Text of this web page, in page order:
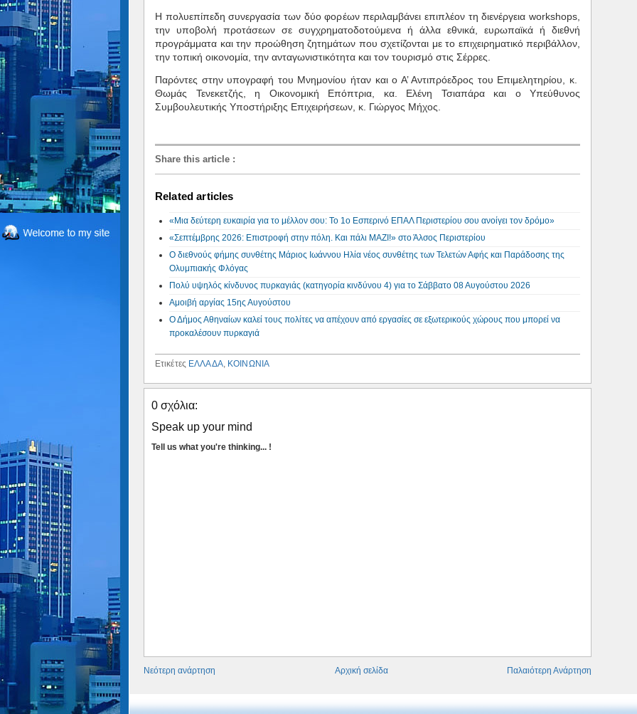
Η πολυεπίπεδη συνεργασία των δύο φορέων περιλαμβάνει επιπλέον τη διενέργεια workshops,
την υποβολή προτάσεων σε συγχρηματοδοτούμενα ή άλλα εθνικά, ευρωπαϊκά ή διεθνή
προγράμματα και την προώθηση ζητημάτων που σχετίζονται με το επιχειρηματικό περιβάλλον,
την τοπική οικονομία, την ανταγωνιστικότητα και τον τουρισμό στις Σέρρες.
Παρόντες στην υπογραφή του Μνημονίου ήταν και ο Α’ Αντιπρόεδρος του Επιμελητηρίου, κ.
Θωμάς Τενεκετζής, η Οικονομική Επόπτρια, κα. Ελένη Τσιαπάρα και ο Υπεύθυνος
Συμβουλευτικής Υποστήριξης Επιχειρήσεων, κ. Γιώργος Μήχος.
Share this article :
Related articles
«Μια δεύτερη ευκαιρία για το μέλλον σου: Το 1ο Εσπερινό ΕΠΑΛ Περιστερίου σου ανοίγει τον δρόμο»
«Σεπτέμβρης 2026: Επιστροφή στην πόλη. Και πάλι ΜΑΖΙ!» στο Άλσος Περιστερίου
Ο διεθνούς φήμης συνθέτης Μάριος Ιωάννου Ηλία νέος συνθέτης των Τελετών Αφής και Παράδοσης της
Ολυμπιακής Φλόγας
Πολύ υψηλός κίνδυνος πυρκαγιάς (κατηγορία κινδύνου 4) για το Σάββατο 08 Αυγούστου 2026
Αμοιβή αργίας 15ης Αυγούστου
Ο Δήμος Αθηναίων καλεί τους πολίτες να απέχουν από εργασίες σε εξωτερικούς χώρους που μπορεί να
προκαλέσουν πυρκαγιά
Ετικέτες ΕΛΛΑΔΑ, ΚΟΙΝΩΝΙΑ
0 σχόλια:
Speak up your mind
Tell us what you're thinking... !
Νεότερη ανάρτηση Παλαιότερη Ανάρτηση
Αρχική σελίδα